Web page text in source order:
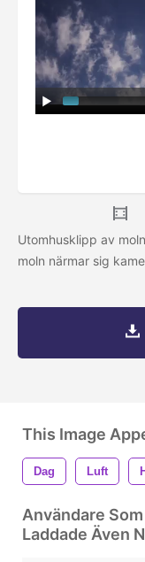
Utomhusklipp av
moln närmar sig
This Image
Dag Luft
Användare
Laddade Även